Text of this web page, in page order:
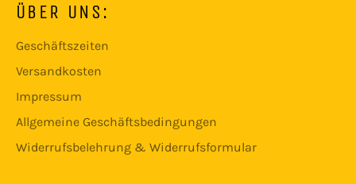
ÜBER UNS:
Geschäftszeiten
Versandkosten
Impressum
Allgemeine Geschäftsbedingungen
Widerrufsbelehrung & Widerrufsformular